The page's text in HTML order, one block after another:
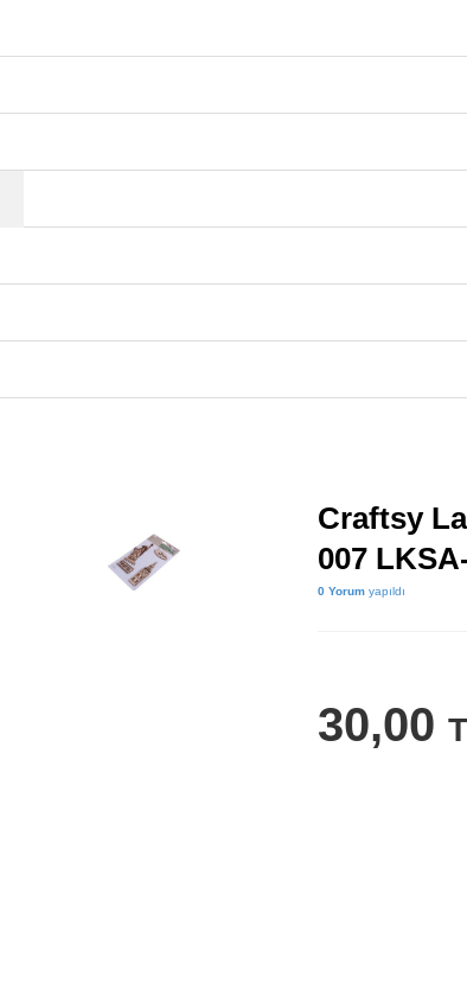
Craftsy
007
0 Yorumyapıldı
30,00